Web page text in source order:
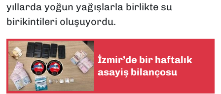
yıllarda yoğun yağışlarla birlikte su
birikintileri oluşuyordu.
İzmir’de bir haftalık
asayiş bilançosu